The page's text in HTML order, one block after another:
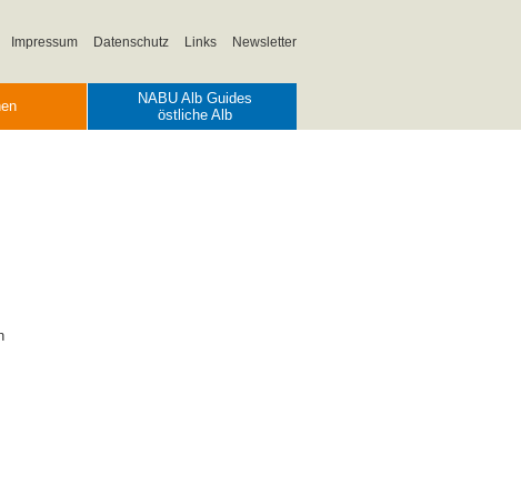
Impressum Datenschutz Links Newsletter
NABU Alb Guides
östliche Alb